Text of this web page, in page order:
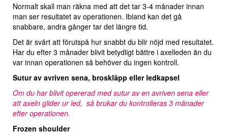
Normalt skall man räkna med att det tar 3-4 månader innan
man ser resultatet av operationen. Ibland kan det gå
snabbare, andra gånger tar det längre tid.
Det är svårt att förutspå hur snabbt du blir nöjd med resultatet.
Har du efter 3 månader blivit betydligt bättre i axelleden än du
var innan operationen så behöver du ingen kontroll.
Sutur av avriven sena, broskläpp eller ledkapsel
Om du har blivit opererad med sutur av en avriven sena eller
att axeln glider ur led, så brukar du kontrolleras 3 månader
efter operationen.
Frozen shoulder